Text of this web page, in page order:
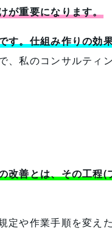
が重要になります。
。仕組み作りの効
、私のコンサルティ
善とは、その工程
や作業手順を変え